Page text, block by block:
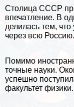
Столица СССР
впечатление. В
делилась тем,
через всю Россию.
Помимо
точные науки.
успешно
факультет физики.